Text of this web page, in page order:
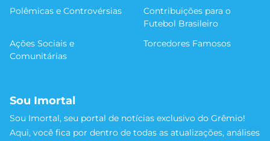
Polêmicas e Controvérsias
Contribuições para o
Futebol Brasileiro
Ações Sociais e
Comunitárias
Torcedores Famosos
Sou Imortal
Sou Imortal, seu portal de notícias exclusivo do Grêmio!
Aqui, você fica por dentro de todas as atualizações, análises